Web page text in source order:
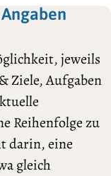
jeweils
Ziele, Aufgaben
Reihenfolge zu
darin, eine
gleich